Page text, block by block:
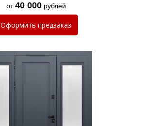
от40 000рублей
Оформить предзаказ